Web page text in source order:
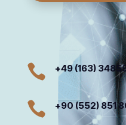
 +49 (163)
 +90 (552) 851